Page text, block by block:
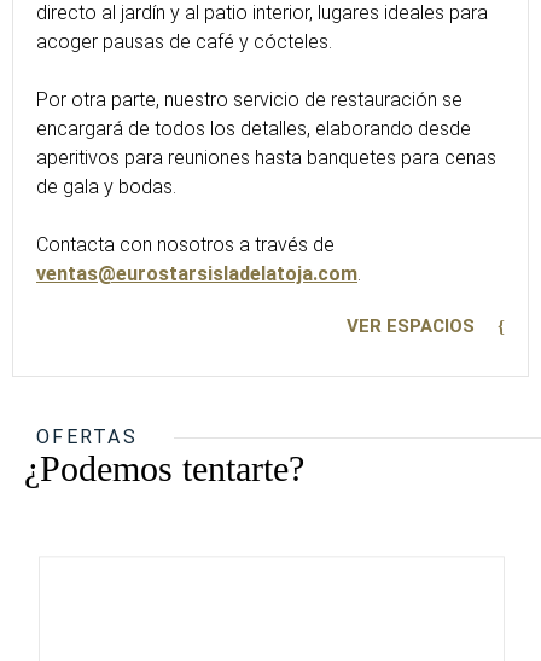
directo al jardín y al patio interior, lugares ideales para
acoger pausas de café y cócteles.
Por otra parte, nuestro servicio de restauración se
encargará de todos los detalles, elaborando desde
aperitivos para reuniones hasta banquetes para cenas
de gala y bodas.
Contacta con nosotros a través de
ventas@eurostarsisladelatoja.com.
VER ESPACIOS
OFERTAS
¿Podemos tentarte?